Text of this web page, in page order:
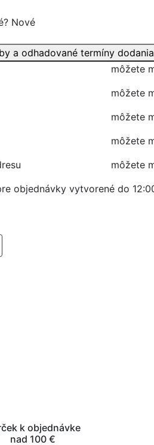
Nové
a odhadované termíny
môžete
môžete
môžete
môžete
môžete
objednávky vytvorené do
k objednávke
nad 100 €